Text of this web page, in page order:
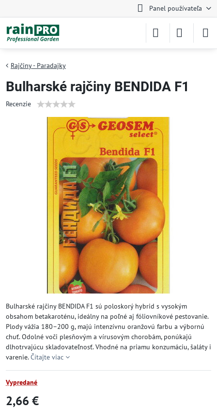
Panel používateľa
Rajčiny - Paradajky
Bulharské rajčiny BENDIDA F1
Recenzie
Bulharské rajčiny BENDIDA F1 sú poloskorý hybrid s vysokým
obsahom betakaroténu, ideálny na poľné aj fóliovníkové pestovanie.
Plody vážia 180–200 g, majú intenzívnu oranžovú farbu a výbornú
chuť. Odolné voči plesňovým a vírusovým chorobám, ponúkajú
dlhotrvajúcu skladovateľnosť. Vhodné na priamu konzumáciu, šaláty i
varenie.Čítajte viac
Vypredané
2,66 €